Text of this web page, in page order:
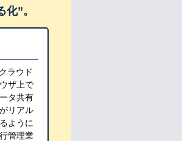
”。
ラウド
ザ上で
タ共有
リアル
ように
管理業